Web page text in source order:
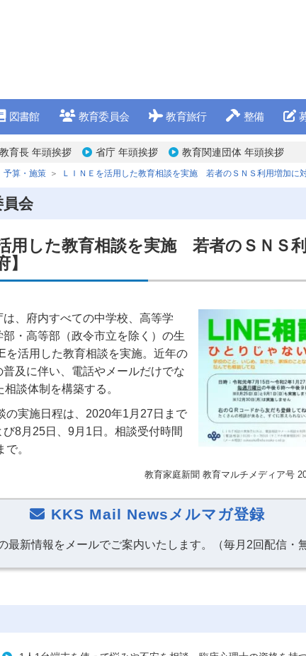
図書館 教育委員会 教育旅行 整備
育長 年頭挨拶 省庁 年頭挨拶 教育関連団体 年頭挨拶
予算・施策 ＬＩＮＥを活用した教育相談を実施 若者のＳＮＳ利用増加に対
員会
用した教育相談を実施 若者のＳＮＳ
、府内すべての中学校、高等学
・高等部（政令市立を除く）の生
を活用した教育相談を実施。近年の
普及に伴い、電話やメールだけでな
談体制を構築する。
の実施日程は、2020年1月27日まで
8月25日、9月1日。相談受付時間
。
教育家庭新聞 教育マルチメディア号
KKS Mail Newsメルマガ登録
最新情報をメールでご案内いたします。（毎月2回配信・